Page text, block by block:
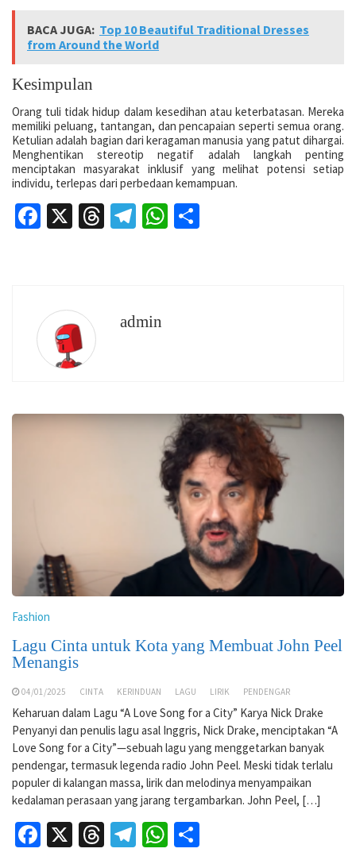
BACA JUGA: Top 10 Beautiful Traditional Dresses
from Around the World
Kesimpulan
Orang tuli tidak hidup dalam kesedihan atau keterbatasan. Mereka
memiliki peluang, tantangan, dan pencapaian seperti semua orang.
Ketulian adalah bagian dari keragaman manusia yang patut dihargai.
Menghentikan stereotip negatif adalah langkah penting
menciptakan masyarakat inklusif yang melihat potensi setiap
individu, terlepas dari perbedaan kemampuan.
Facebook
X Threads
Telegram
WhatsApp
admin
Fashion
Lagu Cinta untuk Kota yang Membuat John Peel
Menangis
04/01/2025 CINTA KERINDUAN LAGU LIRIK PENDENGAR
Keharuan dalam Lagu “A Love Song for a City” Karya Nick Drake
Penyanyi dan penulis lagu asal Inggris, Nick Drake, menciptakan “A
Love Song for a City”—sebuah lagu yang menggetarkan banyak
pendengar, termasuk legenda radio John Peel. Meski tidak terlalu
populer di kalangan massa, lirik dan melodinya menyampaikan
kedalaman perasaan yang jarang tergambarkan. John Peel, […]
Facebook
X Threads
Telegram
WhatsApp